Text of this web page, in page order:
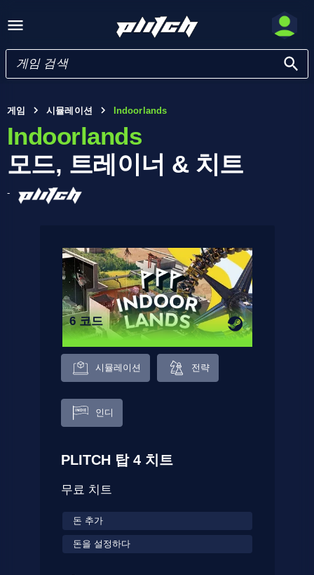
게임 시뮬레이션 Indoorlands
Indoorlands
모드, 트레이너 & 치트
-
6 코드
시뮬레이션 전략
인디
PLITCH 탑 4 치트
무료 치트
돈 추가
돈을 설정하다